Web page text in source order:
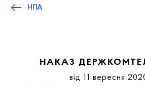
НПА
НАКАЗ
від 11 вересня